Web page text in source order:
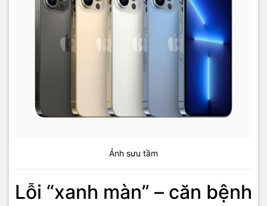
Ảnh sưu tầm
Lỗi “xanh màn” – căn bệnh